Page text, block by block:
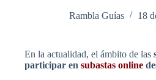
Rambla Guías 18
En la actualidad, el ámbito de las
participar en subastas online